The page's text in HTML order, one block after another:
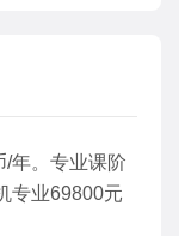
/年。专业课阶
专业69800元